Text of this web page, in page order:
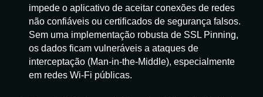
impede o aplicativo de aceitar conexões de redes
não confiáveis ou certificados de segurança falsos.
Sem uma implementação robusta de SSL Pinning,
os dados ficam vulneráveis a ataques de
interceptação (Man-in-the-Middle), especialmente
em redes Wi-Fi públicas.